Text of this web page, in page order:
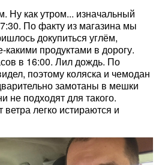
Ну как утром... изначальный
По факту из магазина мы
докупиться углём,
какими продуктами в дорогу.
в 16:00. Лил дождь. По
поэтому коляска и чемодан
замотаны в мешки
не подходят для такого.
легко истираются и